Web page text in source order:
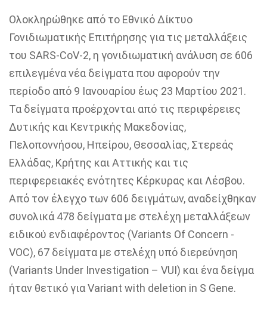
Ολοκληρώθηκε από το Eθνικό Δίκτυο
Γονιδιωματικής Επιτήρησης για τις μεταλλάξεις
του SARS-CoV-2, η γονιδιωματική ανάλυση σε 606
επιλεγμένα νέα δείγματα που αφορούν την
περίοδο από 9 Ιανουαρίου έως 23 Μαρτίου 2021.
Τα δείγματα προέρχονται από τις περιφέρειες
Δυτικής και Κεντρικής Μακεδονίας,
Πελοποννήσου, Ηπείρου, Θεσσαλίας, Στερεάς
Ελλάδας, Κρήτης και Αττικής και τις
περιφερειακές ενότητες Κέρκυρας και Λέσβου.
Από τον έλεγχο των 606 δειγμάτων, αναδείχθηκαν
συνολικά 478 δείγματα με στελέχη μεταλλάξεων
ειδικού ενδιαφέροντος (Variants Of Concern -
VOC), 67 δείγματα με στελέχη υπό διερεύνηση
(Variants Under Investigation – VUI) και ένα δείγμα
ήταν θετικό για Variant with deletion in S Gene.